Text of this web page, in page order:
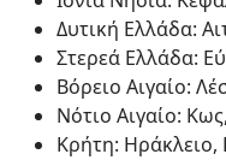
Δυτική Ελλάδα:
Στερεά Ελλάδα:
Βόρειο Αιγαίο:
Νότιο Αιγαίο:
Κρήτη: Ηράκλειο,